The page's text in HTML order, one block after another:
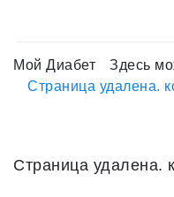
Мой Диабет
Здесь
Страница удалена.
Страница удалена.